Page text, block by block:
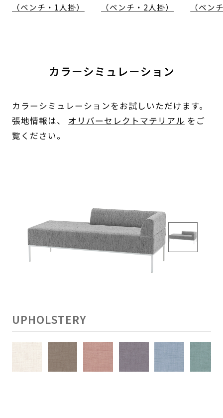
（ベンチ・1人掛）
（ベンチ・2人掛）
（ベン
カラーシミュレーション
カラーシミュレーションをお試しいただけます。
張地情報は、 オリバーセレクトマテリアル をご
覧ください。
UPHOLSTERY